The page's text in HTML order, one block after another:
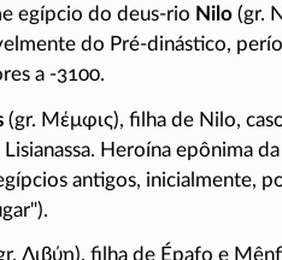
egípcio do deus-rio Nilo(gr.
do Pré-dinástico,
a -3100.
(gr. Μέμφις), filha de Nilo,
Lisianassa. Heroína epônima
antigos, inicialmente,
Λιβύη), filha de Épafo e